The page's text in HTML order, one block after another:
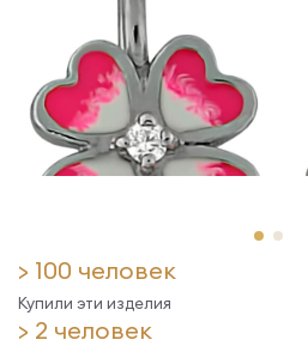
> 100 человек
Купили эти изделия
> 2 человек